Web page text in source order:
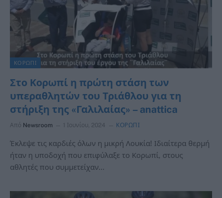
ΚΟΡΩΠΙ
Στο Κορωπί η πρώτη στάση των
υπεραθλητών του Τριάθλου για τη
στήριξη της «Γαλιλαίας» – anattica
Από Newsroom 1 Ιουνίου, 2024 ΚΟΡΩΠΙ
Έκλεψε τις καρδιές όλων η μικρή Λουκία! Ιδιαίτερα θερμή
ήταν η υποδοχή που επιφύλαξε το Κορωπί, στους
αθλητές που συμμετείχαν…